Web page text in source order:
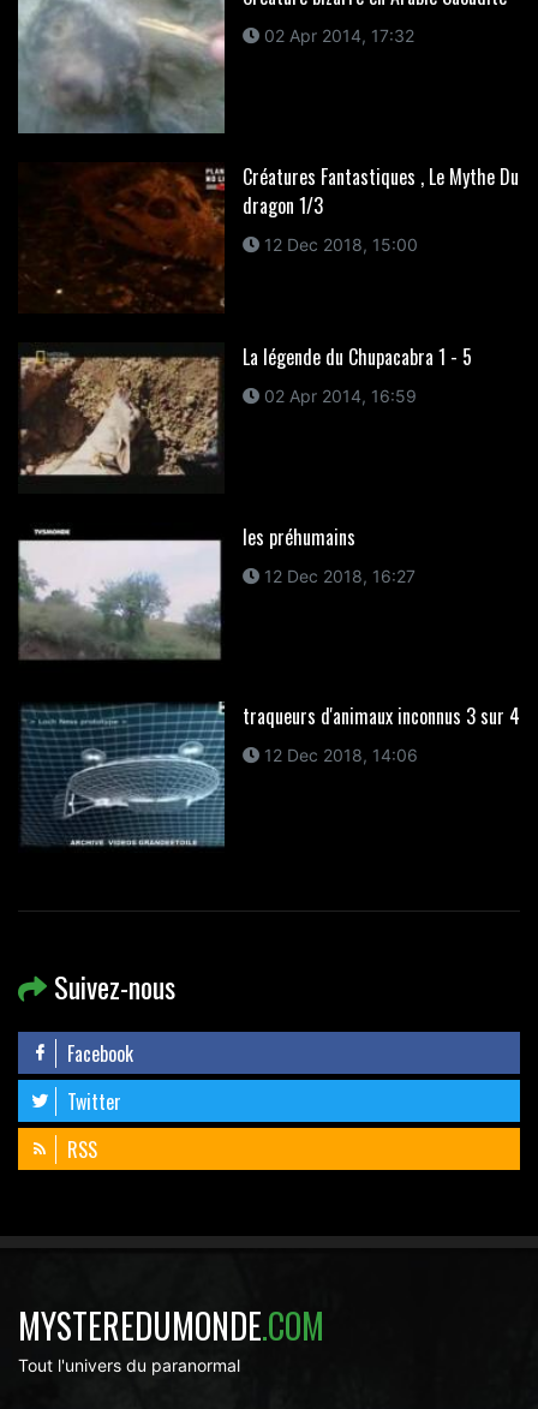
02 Apr 2014, 17:32
Créatures Fantastiques , Le Mythe Du
dragon 1/3
12 Dec 2018, 15:00
La légende du Chupacabra 1 - 5
02 Apr 2014, 16:59
les préhumains
12 Dec 2018, 16:27
traqueurs d'animaux inconnus 3 sur 4
12 Dec 2018, 14:06
Suivez-nous
Facebook
Twitter
RSS
MYSTEREDUMONDE.COM
Tout l'univers du paranormal